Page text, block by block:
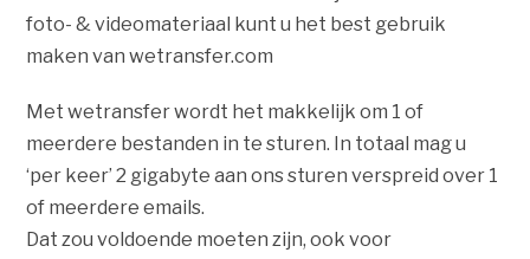
foto- & videomateriaal kunt u het best gebruik
maken van wetransfer.com
Met wetransfer wordt het makkelijk om 1 of
meerdere bestanden in te sturen. In totaal mag u
‘per keer’ 2 gigabyte aan ons sturen verspreid over 1
of meerdere emails.
Dat zou voldoende moeten zijn, ook voor